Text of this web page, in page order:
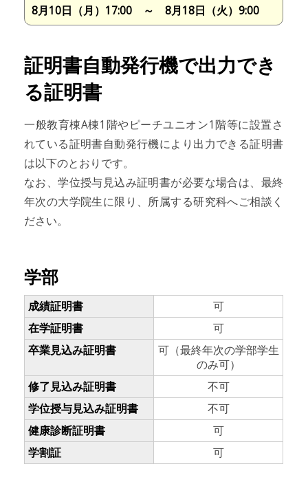
8月10日（月）17:00 ～ 8月18日（火）9:00
証明書自動発行機で出力でき
る証明書
一般教育棟A棟1階やピーチユニオン1階等に設置さ
れている証明書自動発行機により出力できる証明書
は以下のとおりです。
なお、学位授与見込み証明書が必要な場合は、最終
年次の大学院生に限り、所属する研究科へご相談く
ださい。
学部
成績証明書
可
在学証明書
可
卒業見込み証明書
可（最終年次の学部学生
のみ可）
修了見込み証明書
不可
学位授与見込み証明書
不可
健康診断証明書
可
学割証
可